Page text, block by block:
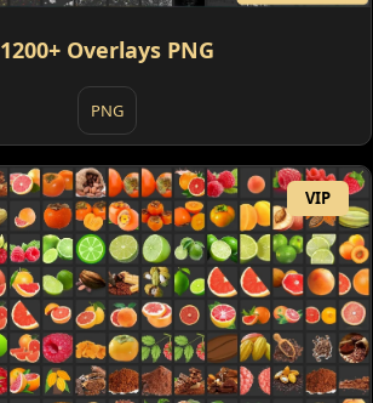
1200+ Overlays PNG
PNG
VIP